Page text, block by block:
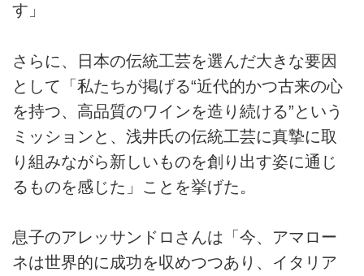
す」
さらに、日本の伝統工芸を選んだ大きな要因
として「私たちが掲げる“近代的かつ古来の心
を持つ、高品質のワインを造り続ける”という
ミッションと、浅井氏の伝統工芸に真摯に取
り組みながら新しいものを創り出す姿に通じ
るものを感じた」ことを挙げた。
息子のアレッサンドロさんは「今、アマロー
ネは世界的に成功を収めつつあり、イタリア